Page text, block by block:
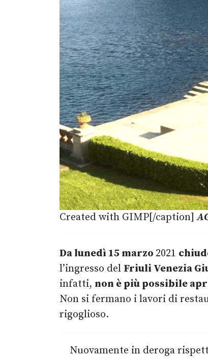
Created with GIMP[/caption]
Da lunedì 15 marzo 2021
l’ingresso del Friuli Venezia
infatti, non è più possibile
Non si fermano i lavori di
rigoglioso.
Nuovamente in deroga